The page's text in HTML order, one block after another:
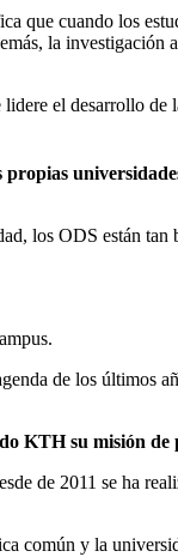
que cuando los
la investigación
el desarrollo
los ODS están tan
de los últimos
KTH su misión de
de 2011 se ha
común y la